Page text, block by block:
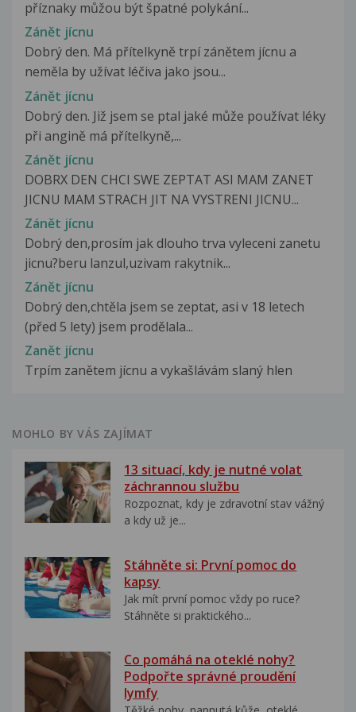
příznaky můžou být špatné polykání...
Zánět jícnu
Dobrý den. Má přítelkyně trpí zánětem jícnu a
neměla by užívat léčiva jako jsou...
Zánět jícnu
Dobrý den. Již jsem se ptal jaké může používat léky
při angině má přítelkyně,...
Zánět jícnu
DOBRX DEN CHCI SWE ZEPTAT ASI MAM ZANET
JICNU MAM STRACH JIT NA VYSTRENI JICNU...
Zánět jícnu
Dobrý den,prosím jak dlouho trva vyleceni zanetu
jicnu?beru lanzul,uzivam rakytnik...
Zánět jícnu
Dobrý den,chtěla jsem se zeptat, asi v 18 letech
(před 5 lety) jsem prodělala...
Zanět jícnu
Trpím zanětem jícnu a vykašlávám slaný hlen
MOHLO BY VÁS ZAJÍMAT
13 situací, kdy je nutné volat
záchrannou službu
Rozpoznat, kdy je zdravotní stav vážný
a kdy už je...
Stáhněte si: První pomoc do
kapsy
Jak mít první pomoc vždy po ruce?
Stáhněte si praktického...
Co pomáhá na oteklé nohy?
Podpořte správné proudění
lymfy